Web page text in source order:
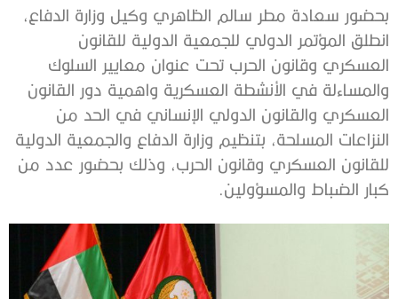
بحضور سعادة مطر سالم الظاهري وكيل وزارة الدفاع،
انطلق المؤتمر الدولي للجمعية الدولية للقانون
العسكري وقانون الحرب تحت عنوان معايير السلوك
والمساءلة في الأنشطة العسكرية واهمية دور القانون
العسكري والقانون الدولي الإنساني في الحد من
النزاعات المسلحة، بتنظيم وزارة الدفاع والجمعية الدولية
للقانون العسكري وقانون الحرب، وذلك بحضور عدد من
كبار الضباط والمسؤولين.